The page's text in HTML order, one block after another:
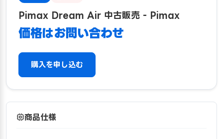
Pimax Dream Air 中古販売 - Pimax
価格はお問い合わせ
購入を申し込む
商品仕様